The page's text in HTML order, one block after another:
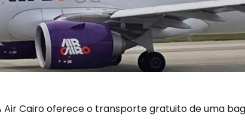
Air Cairo oferece o transporte gratuito de uma